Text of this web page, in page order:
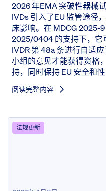
2026 年EMA 突破性器械
IVDs 引入了EU 监管途径
床影响。在 MDCG 2025-
2025/0404 的支持下，它
IVDR 第 48a 条进行自适
小组的意见才能获得资格
持，同时保持 EU 安全和性
阅读完整内容
法规更新